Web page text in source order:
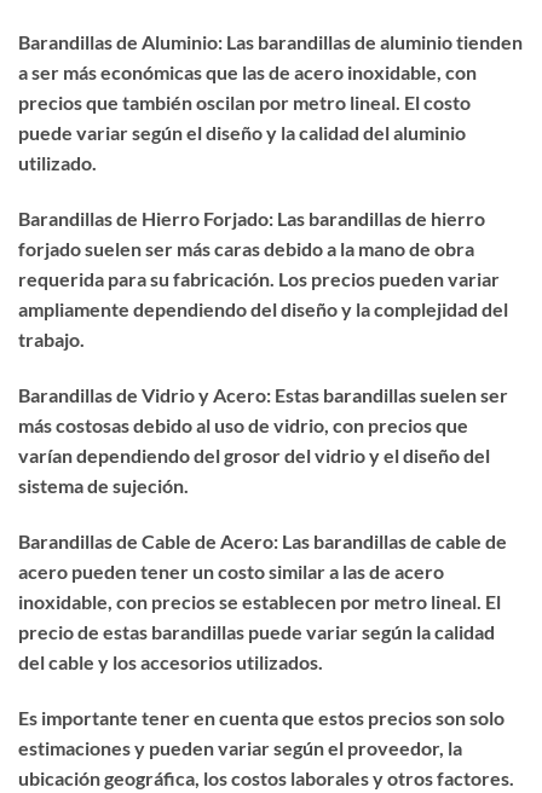
Barandillas de Aluminio: Las barandillas de aluminio tienden
a ser más económicas que las de acero inoxidable, con
precios que también oscilan por metro lineal. El costo
puede variar según el diseño y la calidad del aluminio
utilizado.
Barandillas de Hierro Forjado: Las barandillas de hierro
forjado suelen ser más caras debido a la mano de obra
requerida para su fabricación. Los precios pueden variar
ampliamente dependiendo del diseño y la complejidad del
trabajo.
Barandillas de Vidrio y Acero: Estas barandillas suelen ser
más costosas debido al uso de vidrio, con precios que
varían dependiendo del grosor del vidrio y el diseño del
sistema de sujeción.
Barandillas de Cable de Acero: Las barandillas de cable de
acero pueden tener un costo similar a las de acero
inoxidable, con precios se establecen por metro lineal. El
precio de estas barandillas puede variar según la calidad
del cable y los accesorios utilizados.
Es importante tener en cuenta que estos precios son solo
estimaciones y pueden variar según el proveedor, la
ubicación geográfica, los costos laborales y otros factores.